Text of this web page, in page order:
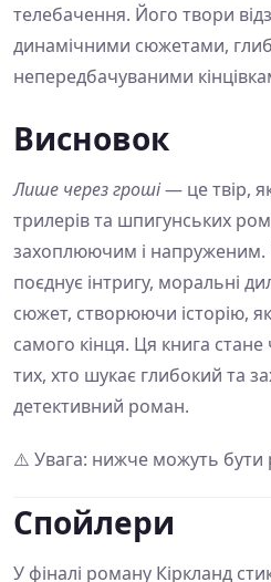
телебачення. Його твори
динамічними сюжетами,
непередбачуваними
Висновок
Лише через гроші— це твір,
трилерів та шпигунських
захоплюючим і напруженим.
поєднує інтригу, моральні
сюжет, створюючи історію,
самого кінця. Ця книга
тих, хто шукає глибокий та
детективний роман.
⚠️ Увага: нижче можуть бути
Спойлери
У фіналі роману Кіркланд